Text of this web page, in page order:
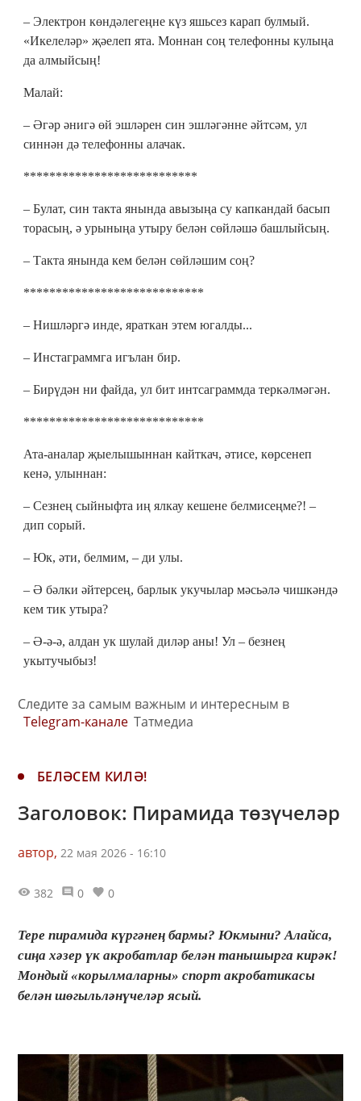
– Электрон көндәлегеңне күз яшьсез карап булмый.
«Икелеләр» җәелеп ята. Моннан соң телефонны кулыңа
да алмыйсың!
Малай:
– Әгәр әнигә өй эшләрен син эшләгәнне әйтсәм, ул
синнән дә телефонны алачак.
***************************
– Булат, син такта янында авызыңа су капкандай басып
торасың, ә урыныңа утыру белән сөйләшә башлыйсың.
– Такта янында кем белән сөйләшим соң?
****************************
– Нишләргә инде, яраткан этем югалды...
– Инстаграммга игълан бир.
– Бирүдән ни файда, ул бит интсаграммда теркәлмәгән.
****************************
Ата-аналар җыелышыннан кайткач, әтисе, көрсенеп
кенә, улыннан:
– Сезнең сыйныфта иң ялкау кешене белмисеңме?! –
дип сорый.
– Юк, әти, белмим, – ди улы.
– Ә бәлки әйтерсең, барлык укучылар мәсьәлә чишкәндә
кем тик утыра?
– Ә-ә-ә, алдан ук шулай диләр аны! Ул – безнең
укытучыбыз!
Следите за самым важным и интересным в
Telegram-канале Татмедиа
БЕЛӘСЕМ КИЛӘ!
Заголовок: Пирамида төзүчеләр
автор, 22 мая 2026 - 16:10
382 0 0
Тере пирамида күргәнең бармы? Юкмыни? Алайса,
сиңа хәзер үк акробатлар белән танышырга кирәк!
Мондый «корылмаларны» спорт акробатикасы
белән шөгыльләнүчеләр ясый.